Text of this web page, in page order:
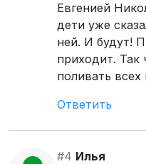
Евгенией
дети уже
ней. И будут!
приходит. Так
поливать всех
Ответить
#4 Илья